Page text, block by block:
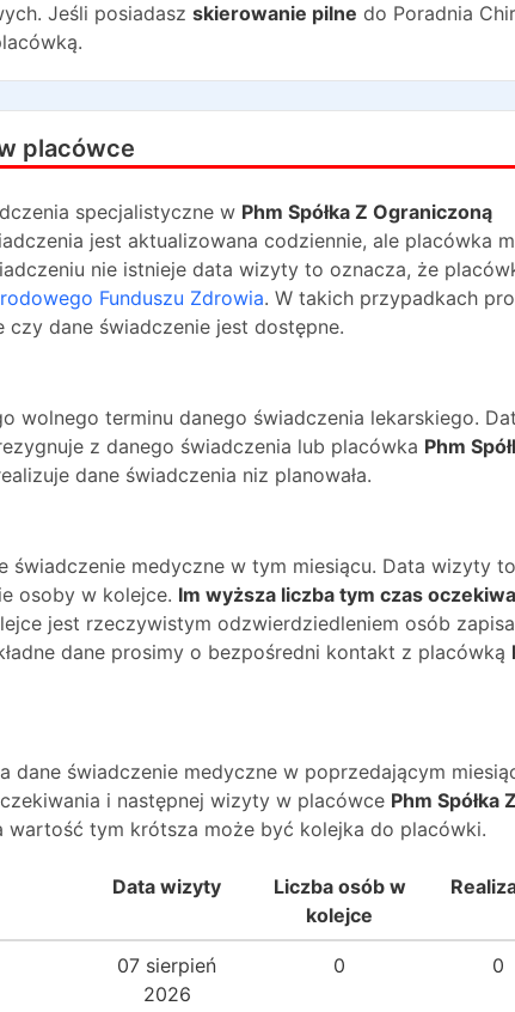
Jeśli posiadasz skierowanie pilne do Poradnia
placówce
specjalistyczne w Phm Spółka Z Ograniczoną
jest aktualizowana codziennie, ale placówka
nie istnieje data wizyty to oznacza, że
Funduszu Zdrowia. W takich przypadkach
dane świadczenie jest dostępne.
wolnego terminu danego świadczenia lekarskiego.
z danego świadczenia lub placówka Phm
dane świadczenia niz planowała.
świadczenie medyczne w tym miesiącu. Data wizyty to
osoby w kolejce. Im wyższa liczba tym czas
jest rzeczywistym odzwierdziedleniem osób
dane prosimy o bezpośredni kontakt z placówką
dane świadczenie medyczne w poprzedającym
i następnej wizyty w placówce Phm Spółka Z
wartość tym krótsza może być kolejka do placówki.
Data wizyty
Liczba osób w
kolejce
07 sierpień
2026
0 0